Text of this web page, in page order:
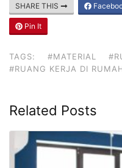
SHARE THIS
Pin It
TAGS: #MATERIAL
#RUANG KERJA DI
Related Posts